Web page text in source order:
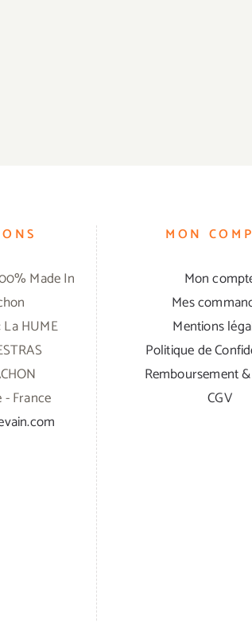
Made In
HUME
France
MON
Mon
Mes
Mentions
Politique de
Remboursement
CGV